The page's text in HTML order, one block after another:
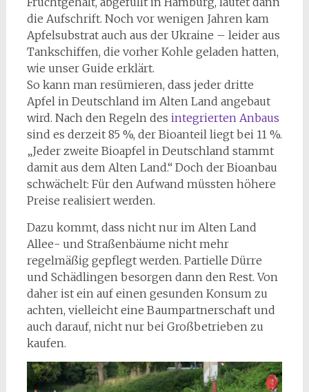
die Aufschrift. Noch vor wenigen Jahren kam
Apfelsubstrat auch aus der Ukraine – leider aus
Tankschiffen, die vorher Kohle geladen hatten,
wie unser Guide erklärt.
So kann man resümieren, dass jeder dritte
Apfel in Deutschland im Alten Land angebaut
wird. Nach den Regeln des integrierten Anbaus
sind es derzeit 85 %, der Bioanteil liegt bei 11 %.
„Jeder zweite Bioapfel in Deutschland stammt
damit aus dem Alten Land.“ Doch der Bioanbau
schwächelt: Für den Aufwand müssten höhere
Preise realisiert werden.
Dazu kommt, dass nicht nur im Alten Land
Allee- und Straßenbäume nicht mehr
regelmäßig gepflegt werden. Partielle Dürre
und Schädlingen besorgen dann den Rest. Von
daher ist ein auf einen gesunden Konsum zu
achten, vielleicht eine Baumpartnerschaft und
auch darauf, nicht nur bei Großbetrieben zu
kaufen.